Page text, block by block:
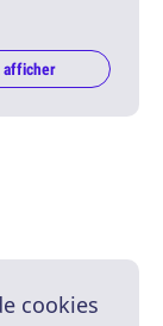
afficher
cookies